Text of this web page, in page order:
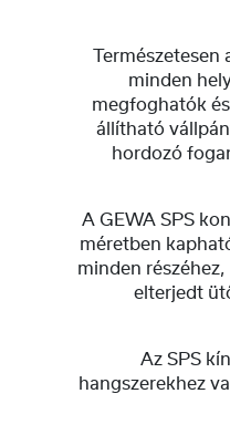
Természetesen
minden
megfoghatók
állítható
hordozó
A GEWA SPS
méretben
minden
elterjedt
Az SPS
hangszerekhez